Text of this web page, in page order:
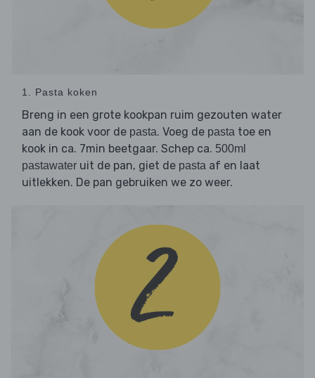
1. Pasta koken
Breng in een grote kookpan ruim gezouten water
aan de kook voor de pasta. Voeg de pasta toe en
kook in ca. 7min beetgaar. Schep ca. 500ml
pastawater uit de pan, giet de pasta af en laat
uitlekken. De pan gebruiken we zo weer.